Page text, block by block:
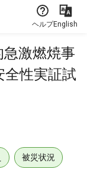
ヘルプEnglish
激燃焼事
性実証試
被災状況